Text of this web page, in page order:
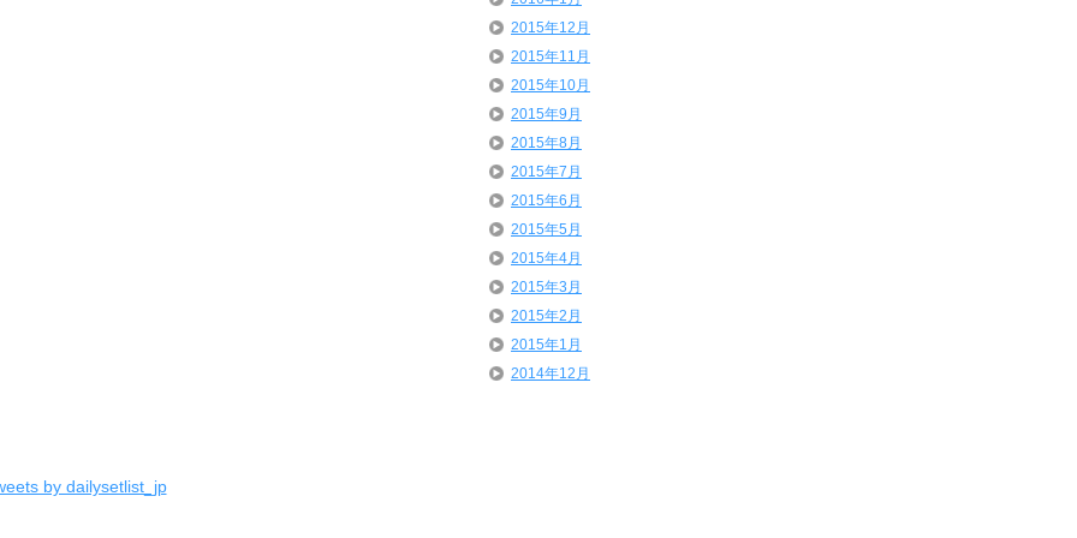
by dailysetlist_jp
2015年12月
2015年11月
2015年10月
2015年9月
2015年8月
2015年7月
2015年6月
2015年5月
2015年4月
2015年3月
2015年2月
2015年1月
2014年12月